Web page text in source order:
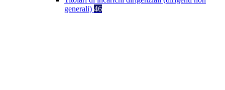
generali) 46